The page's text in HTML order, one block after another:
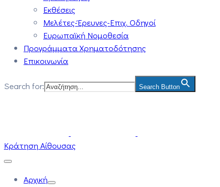
Εκθέσεις
Μελέτες-Έρευνες-Επιχ. Οδηγοί
Ευρωπαϊκή Νομοθεσία
Προγράμματα Χρηματοδότησης
Επικοινωνία
Search for: Search Button
Κράτηση Αίθουσας
Αρχική